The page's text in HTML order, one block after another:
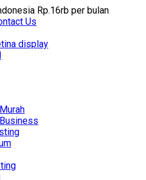
Rp.16rb per bulan
Us